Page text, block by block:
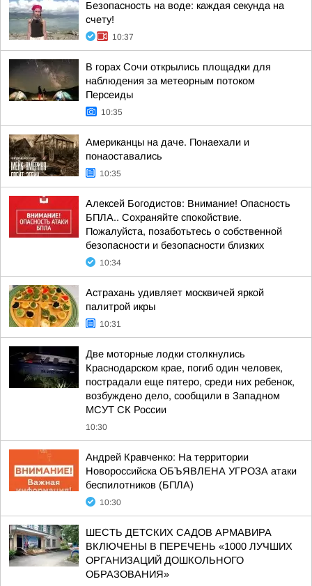
Безопасность на воде: каждая секунда на
счету!
10:37
В горах Сочи открылись площадки для
наблюдения за метеорным потоком
Персеиды
10:35
Американцы на даче. Понаехали и
понаоставались
10:35
Алексей Богодистов: Внимание! Опасность
БПЛА.. Сохраняйте спокойствие.
Пожалуйста, позаботьтесь о собственной
безопасности и безопасности близких
10:34
Астрахань удивляет москвичей яркой
палитрой икры
10:31
Две моторные лодки столкнулись
Краснодарском крае, погиб один человек,
пострадали еще пятеро, среди них ребенок,
возбуждено дело, сообщили в Западном
МСУТ СК России
10:30
Андрей Кравченко: На территории
Новороссийска ОБЪЯВЛЕНА УГРОЗА атаки
беспилотников (БПЛА)
10:30
ШЕСТЬ ДЕТСКИХ САДОВ АРМАВИРА
ВКЛЮЧЕНЫ В ПЕРЕЧЕНЬ «1000 ЛУЧШИХ
ОРГАНИЗАЦИЙ ДОШКОЛЬНОГО
ОБРАЗОВАНИЯ»